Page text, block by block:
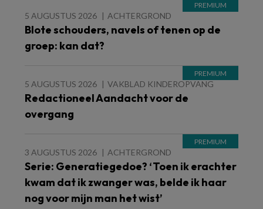
5 AUGUSTUS 2026 ACHTERGROND
Blote schouders, navels of tenen op de
groep: kan dat?
5 AUGUSTUS 2026 VAKBLAD KINDEROPVANG
Redactioneel Aandacht voor de
overgang
3 AUGUSTUS 2026 ACHTERGROND
Serie: Generatiegedoe? ‘Toen ik erachter
kwam dat ik zwanger was, belde ik haar
nog voor mijn man het wist’